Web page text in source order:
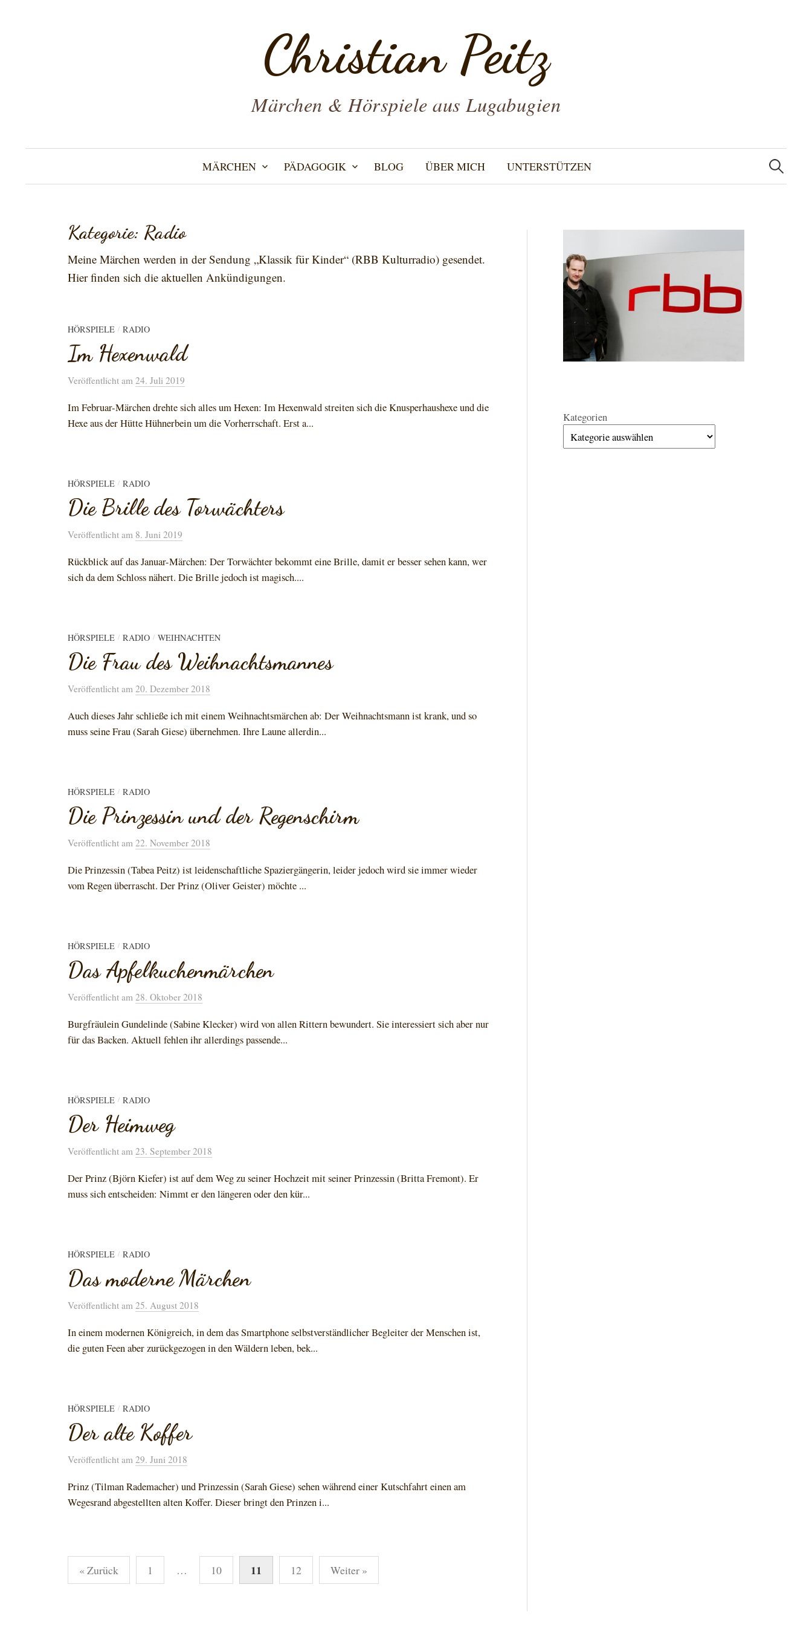
Christian Peitz
Märchen & Hörspiele aus Lugabugien
MÄRCHEN PÄDAGOGIK BLOG ÜBER MICH UNTERSTÜTZEN
Suchen
nach:
Kategorie: Radio
Meine Märchen werden in der Sendung „Klassik für Kinder“ (RBB Kulturradio) gesendet.
Hier finden sich die aktuellen Ankündigungen.
HÖRSPIELE / RADIO
Im Hexenwald
Veröffentlicht am 24. Juli 2019
Im Februar-Märchen drehte sich alles um Hexen: Im Hexenwald streiten sich die Knusperhaushexe und die
Hexe aus der Hütte Hühnerbein um die Vorherrschaft. Erst a...
HÖRSPIELE / RADIO
Die Brille des Torwächters
Veröffentlicht am 8. Juni 2019
Rückblick auf das Januar-Märchen: Der Torwächter bekommt eine Brille, damit er besser sehen kann, wer
sich da dem Schloss nähert. Die Brille jedoch ist magisch....
HÖRSPIELE / RADIO / WEIHNACHTEN
Die Frau des Weihnachtsmannes
Veröffentlicht am 20. Dezember 2018
Auch dieses Jahr schließe ich mit einem Weihnachtsmärchen ab: Der Weihnachtsmann ist krank, und so
muss seine Frau (Sarah Giese) übernehmen. Ihre Laune allerdin...
HÖRSPIELE / RADIO
Die Prinzessin und der Regenschirm
Veröffentlicht am 22. November 2018
Die Prinzessin (Tabea Peitz) ist leidenschaftliche Spaziergängerin, leider jedoch wird sie immer wieder
vom Regen überrascht. Der Prinz (Oliver Geister) möchte ...
HÖRSPIELE / RADIO
Das Apfelkuchenmärchen
Veröffentlicht am 28. Oktober 2018
Burgfräulein Gundelinde (Sabine Klecker) wird von allen Rittern bewundert. Sie interessiert sich aber nur
für das Backen. Aktuell fehlen ihr allerdings passende...
HÖRSPIELE / RADIO
Der Heimweg
Veröffentlicht am 23. September 2018
Der Prinz (Björn Kiefer) ist auf dem Weg zu seiner Hochzeit mit seiner Prinzessin (Britta Fremont). Er
muss sich entscheiden: Nimmt er den längeren oder den kür...
HÖRSPIELE / RADIO
Das moderne Märchen
Veröffentlicht am 25. August 2018
In einem modernen Königreich, in dem das Smartphone selbstverständlicher Begleiter der Menschen ist,
die guten Feen aber zurückgezogen in den Wäldern leben, bek...
HÖRSPIELE / RADIO
Der alte Koffer
Veröffentlicht am 29. Juni 2018
Prinz (Tilman Rademacher) und Prinzessin (Sarah Giese) sehen während einer Kutschfahrt einen am
Wegesrand abgestellten alten Koffer. Dieser bringt den Prinzen i...
Seitennummerierung
der
« Zurück 1 … 10 11 12 Weiter »
Kategorien